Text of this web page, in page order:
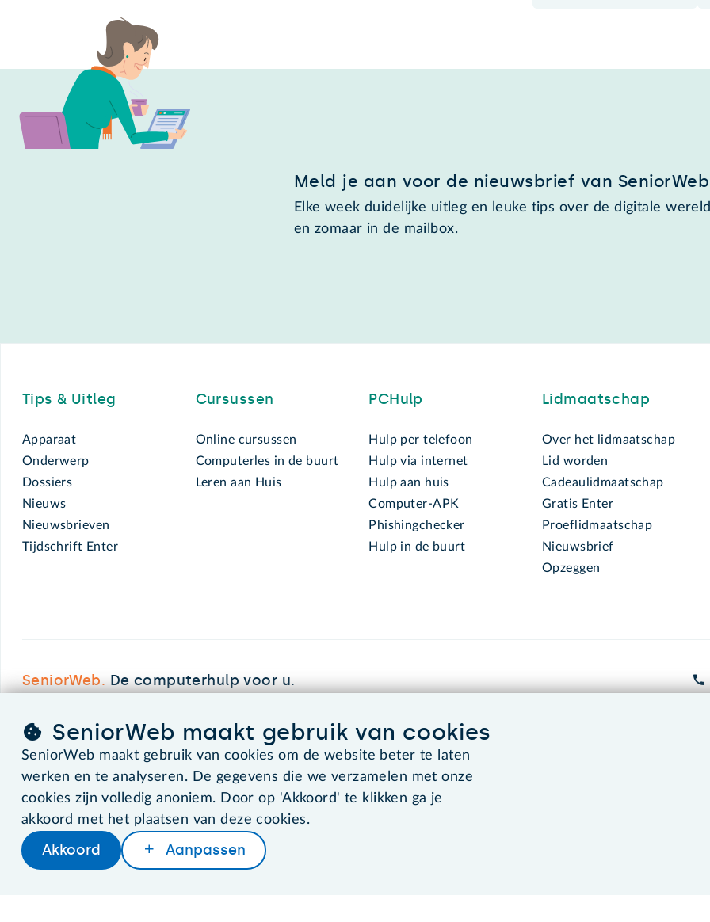
Meld je aan voor de nieuwsbrief van SeniorWeb
Elke week duidelijke uitleg en leuke tips over de digitale
en zomaar in de mailbox.
Tips & Uitleg
Apparaat
Onderwerp
Dossiers
Nieuws
Nieuwsbrieven
Tijdschrift Enter
Cursussen
Online cursussen
Computerles in de buurt
Leren aan Huis
PCHulp
Hulp per telefoon
Hulp via internet
Hulp aan huis
Computer-APK
Phishingchecker
Hulp in de buurt
Lidmaatschap
Over het lidmaatschap
Lid worden
Cadeaulidmaatschap
Gratis Enter
Proeflidmaatschap
Nieuwsbrief
Opzeggen
SeniorWeb. De computerhulp voor u.
©2026 SeniorWeb
SeniorWeb maakt gebruik van cookies
SeniorWeb maakt gebruik van cookies om de website beter te laten
werken en te analyseren. De gegevens die we verzamelen met onze
cookies zijn volledig anoniem. Door op 'Akkoord' te klikken ga je
akkoord met het plaatsen van deze cookies.
Akkoord Aanpassen